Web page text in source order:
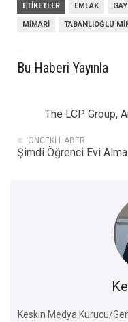
ETIKETLER EMLAK
MIMARI TABANLIOĞLU
Bu Haberi Yayınla
The LCP Group,
ÖNCEKI HABER
Şimdi Öğrenci Evi Alma
Keskin Medya Kurucu/